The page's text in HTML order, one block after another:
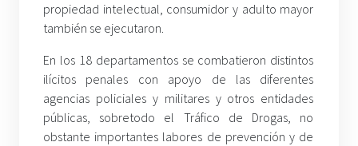
propiedad intelectual, consumidor y adulto mayor
también se ejecutaron.
En los 18 departamentos se combatieron distintos
ilícitos penales con apoyo de las diferentes
agencias policiales y militares y otros entidades
públicas, sobretodo el Tráfico de Drogas, no
obstante importantes labores de prevención y de